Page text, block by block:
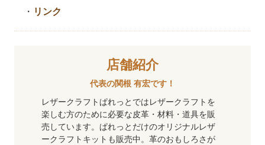
・ リンク
店舗紹介
代表の関根 有宏です！
レザークラフトぱれっとではレザークラフトを
楽しむ方のために必要な皮革・材料・道具を販
売しています。ぱれっとだけのオリジナルレザ
ークラフトキットも販売中。革のおもしろさが